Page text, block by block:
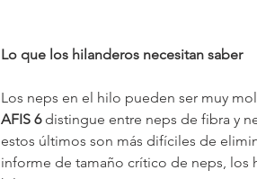
Lo que los hilanderos necesitan saber
Los neps en el hilo pueden ser muy
AFIS 6 distingue entre neps de fibra y
estos últimos son más difíciles de
informe de tamaño crítico de neps, los